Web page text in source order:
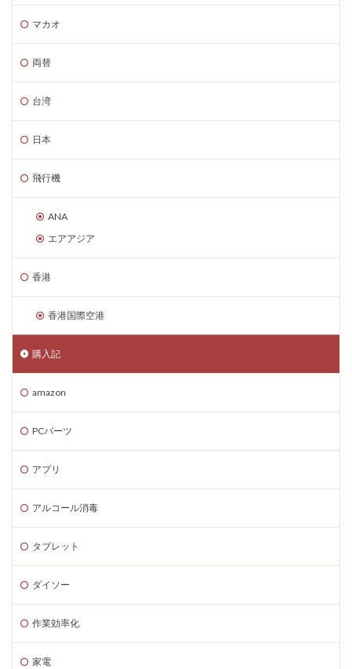
マカオ
両替
台湾
日本
飛行機
ANA
エアアジア
香港
香港国際空港
購入記
amazon
PCパーツ
アプリ
アルコール消毒
タブレット
ダイソー
作業効率化
家電